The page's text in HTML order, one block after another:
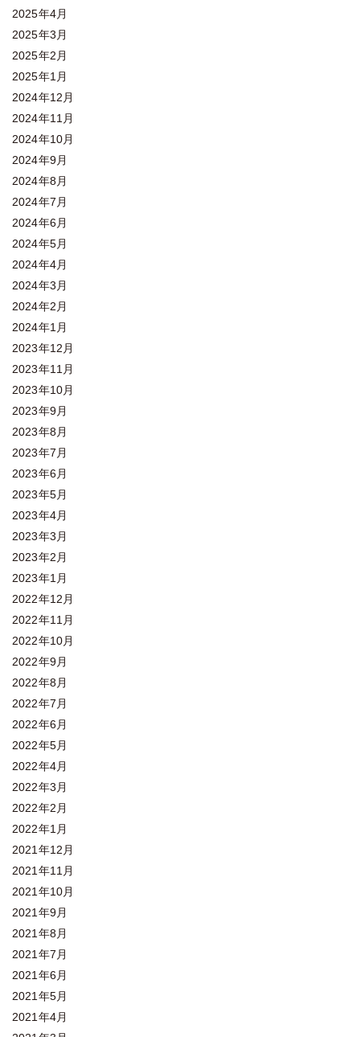
2025年4月
2025年3月
2025年2月
2025年1月
2024年12月
2024年11月
2024年10月
2024年9月
2024年8月
2024年7月
2024年6月
2024年5月
2024年4月
2024年3月
2024年2月
2024年1月
2023年12月
2023年11月
2023年10月
2023年9月
2023年8月
2023年7月
2023年6月
2023年5月
2023年4月
2023年3月
2023年2月
2023年1月
2022年12月
2022年11月
2022年10月
2022年9月
2022年8月
2022年7月
2022年6月
2022年5月
2022年4月
2022年3月
2022年2月
2022年1月
2021年12月
2021年11月
2021年10月
2021年9月
2021年8月
2021年7月
2021年6月
2021年5月
2021年4月